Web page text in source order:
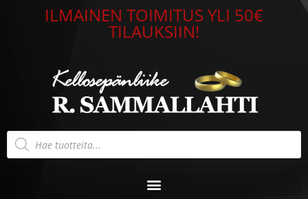
ILMAINEN TOIMITUS YLI 50€
TILAUKSIIN!
Products
search